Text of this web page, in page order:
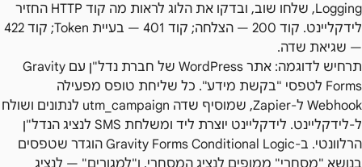
Logging, שלחו שוב, ובדקו את הלוג לראות מה קוד HTTP החזיר
לידקליינט. קוד 200 — הצלחה; קוד 401 — בעיית Token; קוד 422
— שגיאת שדה.
תרחיש לדוגמה: אתר WordPress של חברת נדל"ן עם Gravity
Forms לטפסי "בקשת מידע". כל שליחת טופס מפעילה
Webhook ל-Zapier, שמוסיף שדה utm_campaign לנתונים ושולח
ל-לידקליינט. לידקליינט יוצרת ליד ומשלחת SMS לנציג הנדל"ן
הרלוונטי. ב-Gravity Forms Conditional Logic הוגדר שטפסים
בנושא "מסחרי" ממופים לנציג המסחרי, ו"למגורים" — לנציג